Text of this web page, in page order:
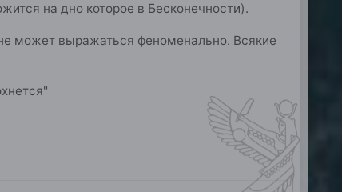
на дно которое в Бесконечности).
может выражаться феноменально. Всякие